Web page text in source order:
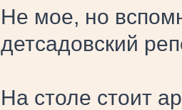
Не мое, но
детсадовский
На столе стоит